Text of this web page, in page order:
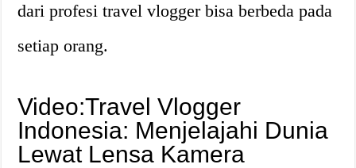
dari profesi travel vlogger bisa berbeda pada
setiap orang.
Video:Travel Vlogger
Indonesia: Menjelajahi Dunia
Lewat Lensa Kamera